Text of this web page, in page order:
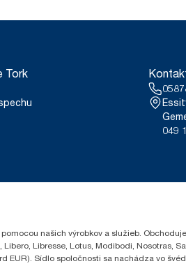
Tork
049
našich výrobkov a služieb.
Libresse, Lotus, Modibodi, Nosotras,
EUR). Sídlo spoločnosti sa nachádza vo